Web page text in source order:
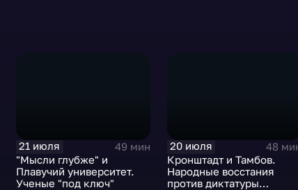
21 июля
49 мин
"Мысли глубже" и
Плавучий университет.
Ученые "под ключ"
20 июля
48
Кронштадт и Тамбов.
Народные восстания
против диктатуры